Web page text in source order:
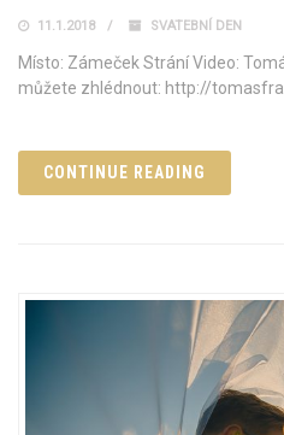
11.1.2018 SVATEBNÍ DEN
Místo: Zámeček Strání Video:
můžete zhlédnout: http://
CONTINUE READING